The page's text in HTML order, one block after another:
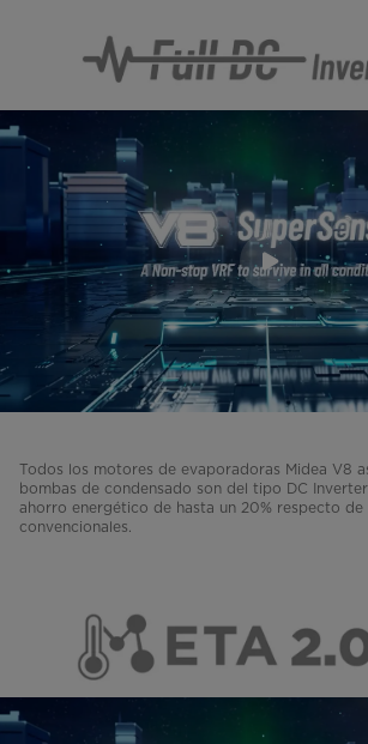
Todos los motores de evaporadoras Midea V8
bombas de condensado son del tipo DC
ahorro energético de hasta un 20% respecto de
convencionales.